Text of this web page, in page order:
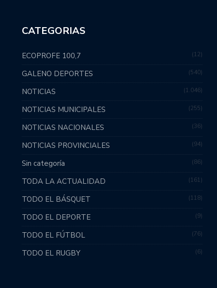
CATEGORIAS
ECOPROFE 100,7 12
GALENO DEPORTES 540
NOTICIAS 1.046
NOTICIAS MUNICIPALES 255
NOTICIAS NACIONALES 36
NOTICIAS PROVINCIALES 94
Sin categoría 86
TODA LA ACTUALIDAD 161
TODO EL BÁSQUET 118
TODO EL DEPORTE 9
TODO EL FÚTBOL 76
TODO EL RUGBY 6